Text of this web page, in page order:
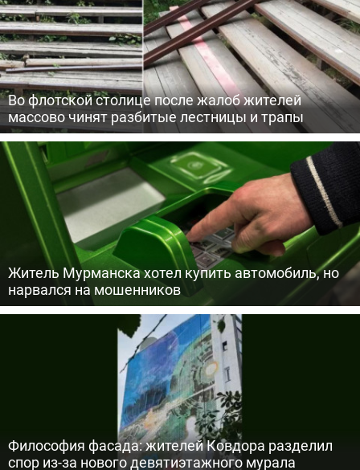
Во флотской столице после жалоб жителей
массово чинят разбитые лестницы и трапы
Житель Мурманска хотел купить автомобиль, но
нарвался на мошенников
Философия фасада: жителей Ковдора разделил
спор из-за нового девятиэтажного мурала